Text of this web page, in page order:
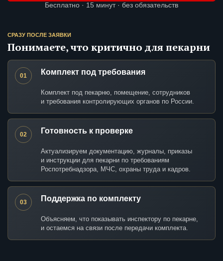
Бесплатно · 15 минут · без обязательств
СРАЗУ ПОСЛЕ ЗАЯВКИ
Понимаете, что критично для пекарни
01 Комплект под требования
Комплект под пекарню, помещение, сотрудников
и требования контролирующих органов по России.
02 Готовность к проверке
Актуализируем документацию, журналы, приказы
и инструкции для пекарни по требованиям
Роспотребнадзора, МЧС, охраны труда и кадров.
03 Поддержка по комплекту
Объясняем, что показывать инспектору по пекарне,
и остаемся на связи после передачи комплекта.